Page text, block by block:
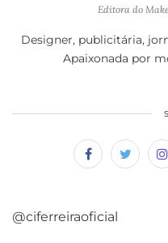
Editora do
Designer, publicitária,
Apaixonada por
@ciferreiraoficial